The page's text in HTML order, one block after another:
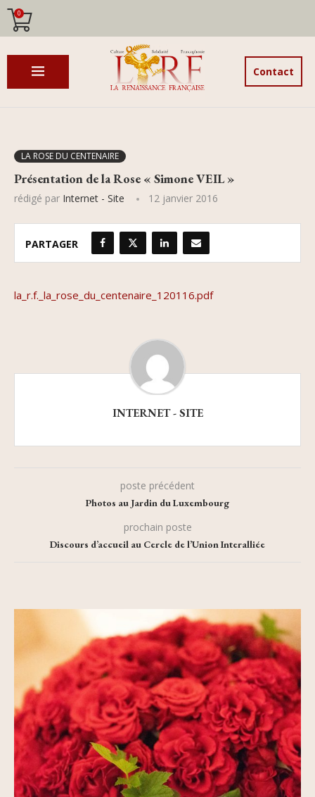
0
Contact
LA ROSE DU CENTENAIRE
Présentation de la Rose « Simone VEIL »
rédigé par Internet - Site 12 janvier 2016
PARTAGER
la_r.f._la_rose_du_centenaire_120116.pdf
INTERNET - SITE
poste précédent
Photos au Jardin du Luxembourg
prochain poste
Discours d’accueil au Cercle de l’Union Interalliée